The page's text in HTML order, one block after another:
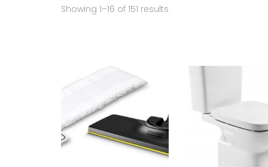
Showing 1–16 of 151 results